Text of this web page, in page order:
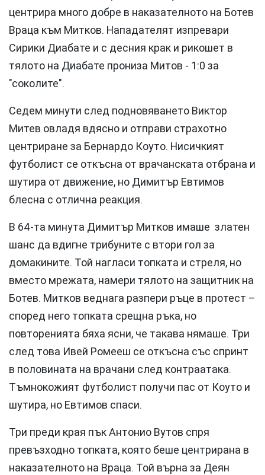
центрира много добре в наказателното на Ботев
Враца към Митков. Нападателят изпревари
Сирики Диабате и с десния крак и рикошет в
тялото на Диабате прониза Митов - 1:0 за
"соколите".
Седем минути след подновяването Виктор
Митев овладя вдясно и отправи страхотно
центриране за Бернардо Коуто. Нисичкият
футболист се откъсна от врачанската отбрана и
шутира от движение, но Димитър Евтимов
блесна с отлична реакция.
В 64-та минута Димитър Митков имаше златен
шанс да вдигне трибуните с втори гол за
домакините. Той нагласи топката и стреля, но
вместо мрежата, намери тялото на защитник на
Ботев. Митков веднага разпери ръце в протест –
според него топката срещна ръка, но
повторенията бяха ясни, че такава нямаше. Три
след това Ивей Ромееш се откъсна със спринт
в половината на врачани след контраатака.
Тъмнокожият футболист получи пас от Коуто и
шутира, но Евтимов спаси.
Три преди края пък Антонио Вутов спря
превъзходно топката, която беше центрирана в
наказателното на Враца. Той върна за Деян